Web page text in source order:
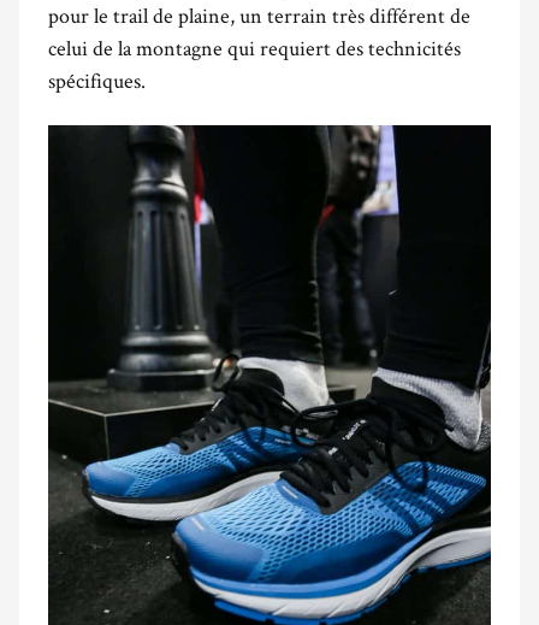
pour le trail de plaine, un terrain très différent de
celui de la montagne qui requiert des technicités
spécifiques.